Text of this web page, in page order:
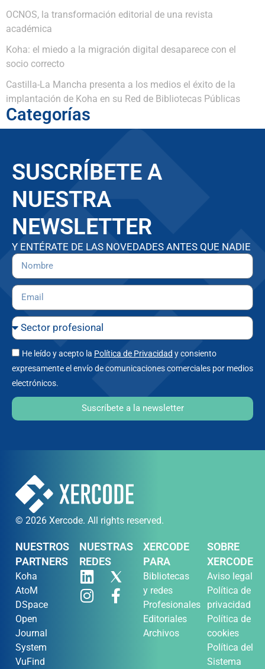
OCNOS, la transformación editorial de una revista
académica
Koha: el miedo a la migración digital desaparece con el
socio correcto
Castilla-La Mancha presenta a los medios el éxito de la
implantación de Koha en su Red de Bibliotecas Públicas
Categorías
SUSCRÍBETE A
NUESTRA
NEWSLETTER
Y ENTÉRATE DE LAS NOVEDADES ANTES QUE NADIE
He leído y acepto la Política de Privacidad y consiento
expresamente el envío de comunicaciones comerciales por medios
electrónicos.
Suscríbete a la newsletter
© 2026 Xercode. All rights reserved.
NUESTROS
PARTNERS
Koha
AtoM
DSpace
Open
Journal
System
VuFind
NUESTRAS
REDES
XERCODE
PARA
Bibliotecas
y redes
Profesionales
Editoriales
Archivos
SOBRE
XERCODE
Aviso legal
Política de
privacidad
Política de
cookies
Política del
Sistema